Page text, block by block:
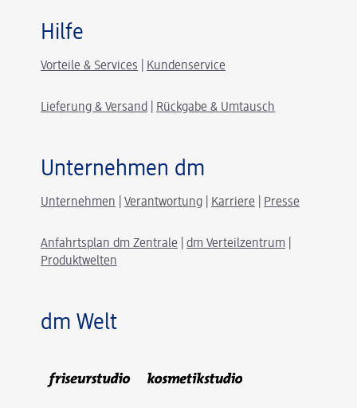
Hilfe
Vorteile & Services Kundenservice
Lieferung & Versand Rückgabe & Umtausch
Unternehmen dm
Unternehmen Verantwortung Karriere Presse
Anfahrtsplan dm Zentrale dm Verteilzentrum
Produktwelten
dm Welt